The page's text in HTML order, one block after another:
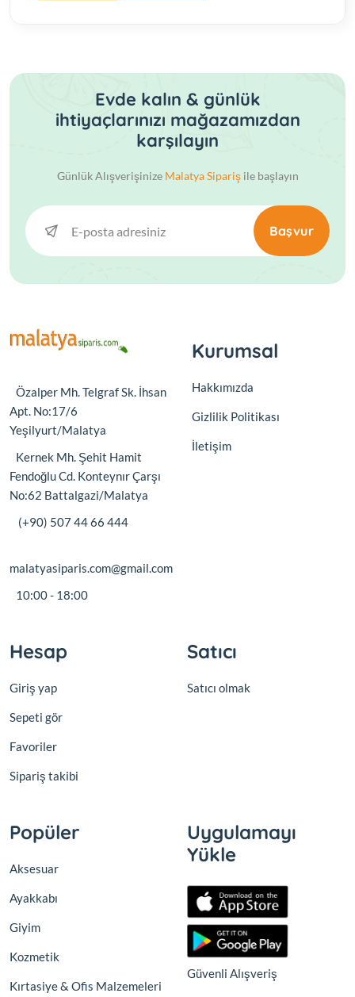
Evde kalın & günlük
ihtiyaçlarınızı mağazamızdan
karşılayın
Günlük Alışverişinize Malatya Siparişile başlayın
Başvur
Özalper Mh. Telgraf Sk. İhsan
Apt. No:17/6
Yeşilyurt/Malatya
Kernek Mh. Şehit Hamit
Fendoğlu Cd. Konteynır Çarşı
No:62 Battalgazi/Malatya
(+90) 507 44 66 444
malatyasiparis.com@gmail.com
10:00 - 18:00
Kurumsal
Hakkımızda
Gizlilik Politikası
İletişim
Hesap
Giriş yap
Sepeti gör
Favoriler
Sipariş takibi
Satıcı
Satıcı olmak
Popüler
Aksesuar
Ayakkabı
Giyim
Kozmetik
Kırtasiye & Ofis Malzemeleri
Uygulamayı
Yükle
Güvenli Alışveriş